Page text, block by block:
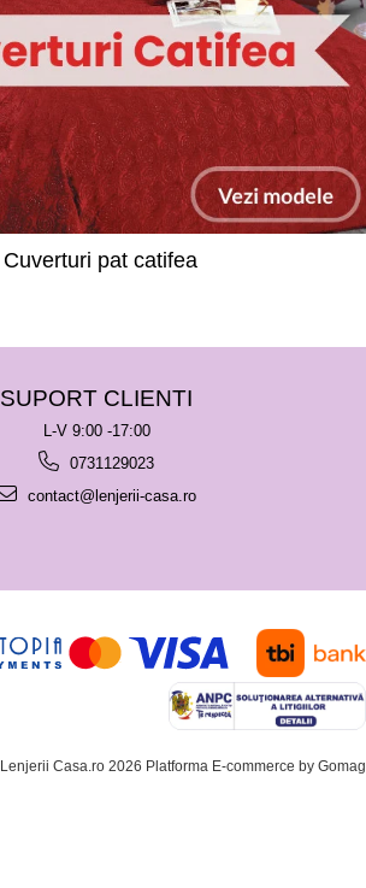
Cuverturi pat catifea
SUPORT CLIENTI
L-V 9:00 -17:00
0731129023
contact@lenjerii-casa.ro
Lenjerii Casa.ro 2026 Platforma E-commerce by Gomag